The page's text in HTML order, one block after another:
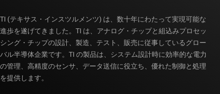
TI (テキサス・インスツルメンツ) は、数十年にわたって実現可能な
進歩を遂げてきました。TI は、アナログ・チップと組込みプロセッ
シング・チップの設計、製造、テスト、販売に従事しているグロー
バル半導体企業です。TI の製品は、システム設計時に効率的な電力
の管理、高精度のセンサ、データ送信に役立ち、優れた制御と処理
を提供します。